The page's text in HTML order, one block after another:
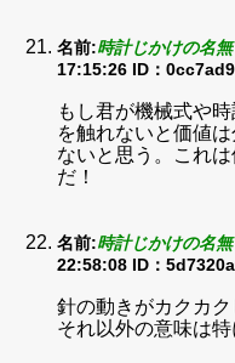
名前:時計じかけの名
17:15:26 ID：
もし君が機械式や
を触れないと価値
ないと思う。これ
だ！
名前:時計じかけの名
22:58:08 ID：
針の動きがカクカ
それ以外の意味は